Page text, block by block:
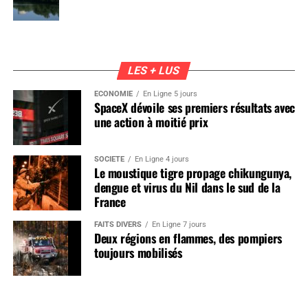
LES + LUS
ÉCONOMIE En Ligne 5 jours
SpaceX dévoile ses premiers résultats avec
une action à moitié prix
SOCIÉTÉ En Ligne 4 jours
Le moustique tigre propage chikungunya,
dengue et virus du Nil dans le sud de la
France
FAITS DIVERS En Ligne 7 jours
Deux régions en flammes, des pompiers
toujours mobilisés